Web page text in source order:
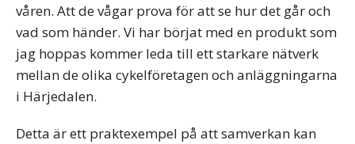
våren. Att de vågar prova för att se hur det går och
vad som händer. Vi har börjat med en produkt som
jag hoppas kommer leda till ett starkare nätverk
mellan de olika cykelföretagen och anläggningarna
i Härjedalen.
Detta är ett praktexempel på att samverkan kan